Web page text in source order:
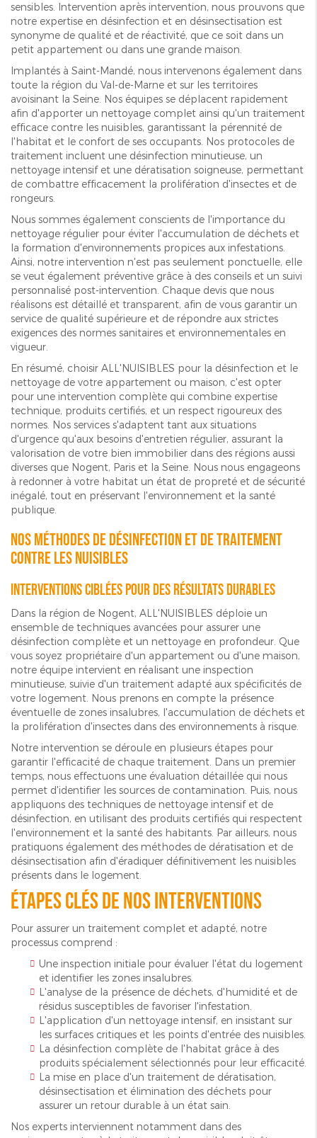
sensibles. Intervention après intervention, nous prouvons que
notre expertise en désinfection et en désinsectisation est
synonyme de qualité et de réactivité, que ce soit dans un
petit appartement ou dans une grande maison.
Implantés à Saint-Mandé, nous intervenons également dans
toute la région du Val-de-Marne et sur les territoires
avoisinant la Seine. Nos équipes se déplacent rapidement
afin d'apporter un nettoyage complet ainsi qu'un traitement
efficace contre les nuisibles, garantissant la pérennité de
l'habitat et le confort de ses occupants. Nos protocoles de
traitement incluent une désinfection minutieuse, un
nettoyage intensif et une dératisation soigneuse, permettant
de combattre efficacement la prolifération d'insectes et de
rongeurs.
Nous sommes également conscients de l'importance du
nettoyage régulier pour éviter l'accumulation de déchets et
la formation d'environnements propices aux infestations.
Ainsi, notre intervention n'est pas seulement ponctuelle, elle
se veut également préventive grâce à des conseils et un suivi
personnalisé post-intervention. Chaque devis que nous
réalisons est détaillé et transparent, afin de vous garantir un
service de qualité supérieure et de répondre aux strictes
exigences des normes sanitaires et environnementales en
vigueur.
En résumé, choisir ALL'NUISIBLES pour la désinfection et le
nettoyage de votre appartement ou maison, c'est opter
pour une intervention complète qui combine expertise
technique, produits certifiés, et un respect rigoureux des
normes. Nos services s'adaptent tant aux situations
d'urgence qu'aux besoins d'entretien régulier, assurant la
valorisation de votre bien immobilier dans des régions aussi
diverses que Nogent, Paris et la Seine. Nous nous engageons
à redonner à votre habitat un état de propreté et de sécurité
inégalé, tout en préservant l'environnement et la santé
publique.
Nos méthodes de désinfection et de traitement
contre les nuisibles
Interventions ciblées pour des résultats durables
Dans la région de Nogent, ALL'NUISIBLES déploie un
ensemble de techniques avancées pour assurer une
désinfection complète et un nettoyage en profondeur. Que
vous soyez propriétaire d'un appartement ou d'une maison,
notre équipe intervient en réalisant une inspection
minutieuse, suivie d'un traitement adapté aux spécificités de
votre logement. Nous prenons en compte la présence
éventuelle de zones insalubres, l'accumulation de déchets et
la prolifération d'insectes dans des environnements à risque.
Notre intervention se déroule en plusieurs étapes pour
garantir l'efficacité de chaque traitement. Dans un premier
temps, nous effectuons une évaluation détaillée qui nous
permet d'identifier les sources de contamination. Puis, nous
appliquons des techniques de nettoyage intensif et de
désinfection, en utilisant des produits certifiés qui respectent
l'environnement et la santé des habitants. Par ailleurs, nous
pratiquons également des méthodes de dératisation et de
désinsectisation afin d'éradiquer définitivement les nuisibles
présents dans le logement.
Étapes clés de nos interventions
Pour assurer un traitement complet et adapté, notre
processus comprend :
Une inspection initiale pour évaluer l'état du logement
et identifier les zones insalubres.
L'analyse de la présence de déchets, d'humidité et de
résidus susceptibles de favoriser l'infestation.
L'application d'un nettoyage intensif, en insistant sur
les surfaces critiques et les points d'entrée des nuisibles.
La désinfection complète de l'habitat grâce à des
produits spécialement sélectionnés pour leur efficacité.
La mise en place d'un traitement de dératisation,
désinsectisation et élimination des déchets pour
assurer un retour durable à un état sain.
Nos experts interviennent notamment dans des